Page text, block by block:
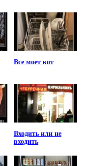
Все моет кот
Входить или не
входить